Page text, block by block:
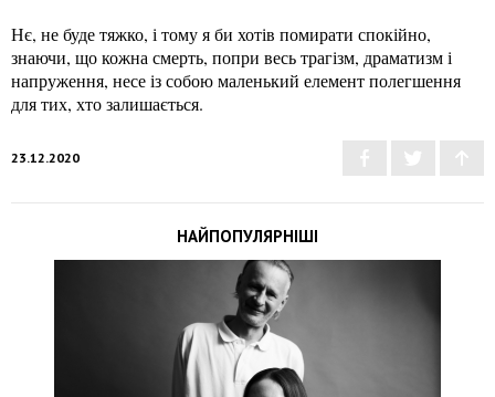
Нє, не буде тяжко, і тому я би хотів помирати спокійно,
знаючи, що кожна смерть, попри весь трагізм, драматизм і
напруження, несе із собою маленький елемент полегшення
для тих, хто залишається.
23.12.2020
НАЙПОПУЛЯРНІШІ